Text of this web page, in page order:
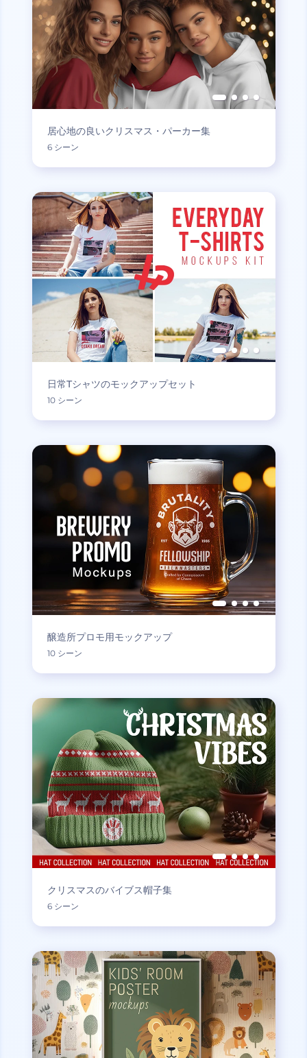
居心地の良いクリスマス・パーカー集
6 シーン
日常Tシャツのモックアップセット
10 シーン
醸造所プロモ用モックアップ
10 シーン
クリスマスのバイブス帽子集
6 シーン